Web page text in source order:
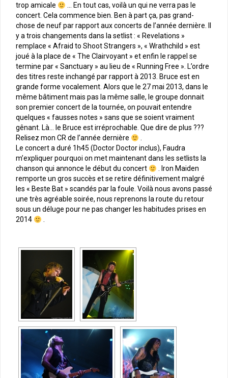
trop amicale
… En tout cas, voilà un qui ne verra pas le
concert. Cela commence bien. Ben à part ça, pas grand-
chose de neuf par rapport aux concerts de l’année dernière. Il
y a trois changements dans la setlist : « Revelations »
remplace « Afraid to Shoot Strangers », « Wrathchild » est
joué à la place de « The Clairvoyant » et enfin le rappel se
termine par « Sanctuary » au lieu de « Running Free ». L’ordre
des titres reste inchangé par rapport à 2013. Bruce est en
grande forme vocalement. Alors que le 27 mai 2013, dans le
même bâtiment mais pas la même salle, le groupe donnait
son premier concert de la tournée, on pouvait entendre
quelques « fausses notes » sans que se soient vraiment
gênant. Là… le Bruce est irréprochable. Que dire de plus ???
Relisez mon CR de l’année dernière
.
Le concert a duré 1h45 (Doctor Doctor inclus), Faudra
m’expliquer pourquoi on met maintenant dans les setlists la
chanson qui annonce le début du concert
. Iron Maiden
remporte un gros succès et se retire définitivement malgré
les « Beste Bat » scandés par la foule. Voilà nous avons passé
une très agréable soirée, nous reprenons la route du retour
sous un déluge pour ne pas changer les habitudes prises en
2014
.